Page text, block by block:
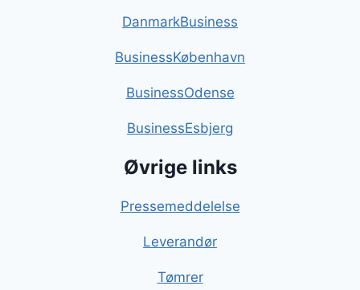
DanmarkBusiness
BusinessKøbenhavn
BusinessOdense
BusinessEsbjerg
Øvrige links
Pressemeddelelse
Leverandør
Tømrer